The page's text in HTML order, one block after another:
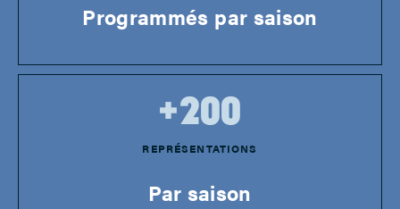
Programmés par saison
REPRÉSENTATIONS
+200
Par saison